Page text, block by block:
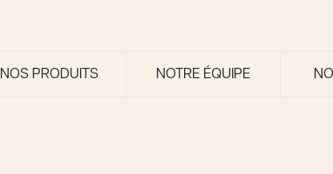
NOS PRODUITS NOTRE ÉQUIPE